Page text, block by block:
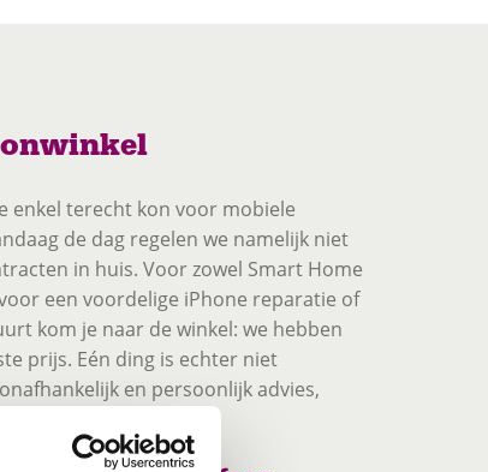
enkel terecht kon voor mobiele
de dag regelen we namelijk niet
in huis. Voor zowel Smart Home
een voordelige iPhone reparatie of
kom je naar de winkel: we hebben
prijs. Eén ding is echter niet
en persoonlijk advies,